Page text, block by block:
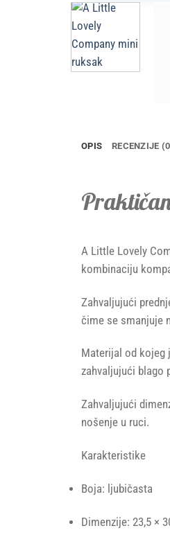
OPIS RECENZIJE
A Little Lovely
kombinaciju
Zahvaljujući
čime se smanjuje
Materijal od kojeg
zahvaljujući blago
Zahvaljujući
nošenje u ruci.
Karakteristike
Boja: ljubičasta
Dimenzije: 23,5 ×